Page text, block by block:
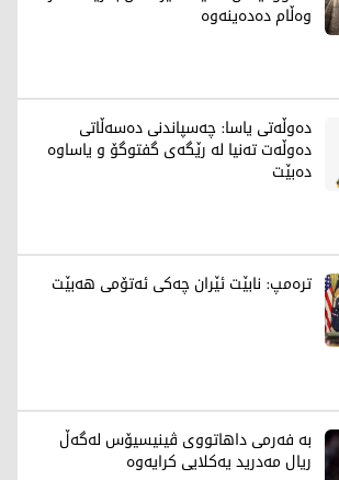
وەڵام دەدەینەوە
دەوڵەتی یاسا: چەسپاندنی دەسەڵاتی
دەوڵەت تەنیا لە رێگەی گفتوگۆ و یاساوە
دەبێت
ترەمپ: نابێت ئێران چەکی ئەتۆمی هەبێت
بە فەرمی داهاتووی ڤینیسیۆس لەگەڵ
ریال مەدرید یەکلایی کرایەوە